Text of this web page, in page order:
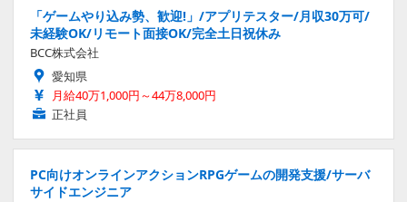
「ゲームやり込み勢、歓迎!」/アプリテスター/月収30万可/
未経験OK/リモート面接OK/完全土日祝休み
BCC株式会社
愛知県
月給40万1,000円～44万8,000円
正社員
PC向けオンラインアクションRPGゲームの開発支援/サーバ
サイドエンジニア